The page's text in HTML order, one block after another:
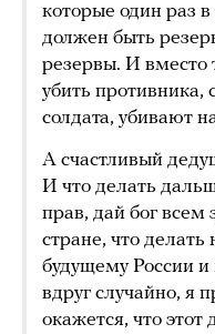
которые один раз
должен быть
резервы. И вместо
убить противника,
солдата, убивают
А счастливый
И что делать
прав, дай бог всем
стране, что
будущему России и
вдруг случайно, я
окажется, что